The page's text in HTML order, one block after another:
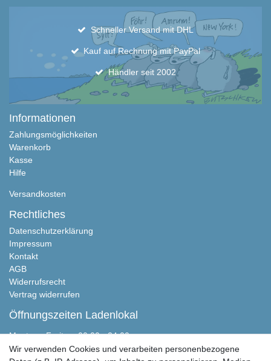
Schneller Versand mit DHL
Kauf auf Rechnung mit PayPal
Händler seit 2002
Informationen
Zahlungsmöglichkeiten
Warenkorb
Kasse
Hilfe
Versandkosten
Rechtliches
Datenschutzerklärung
Impressum
Kontakt
AGB
Widerrufsrecht
Vertrag widerrufen
Öffnungszeiten Ladenlokal
Montag - Freitag, 00:00 - 24:00
Samstag nach Absprache
Wir verwenden Cookies und verarbeiten personenbezogene